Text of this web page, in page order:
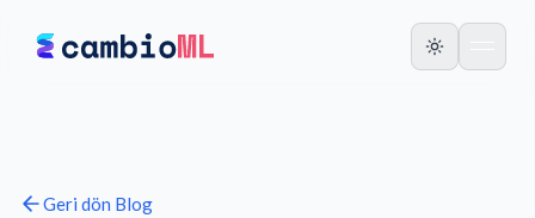
Geri dön Blog